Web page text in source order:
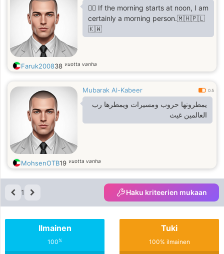
🤷‍♂️ If the morning starts at noon, I am
certainly a morning person.🇲🇭🇵🇱
🇰🇼
Faruk200838 vuotta vanha
Mubarak Al-Kabeer 0.5
يمطرونها حروب ومسيرات ويمطرها رب
العالمين غيث
MohsenOTB19 vuotta vanha
1 Haku kriteerien mukaan
Ilmainen
100%
Tuki
100% ilmainen